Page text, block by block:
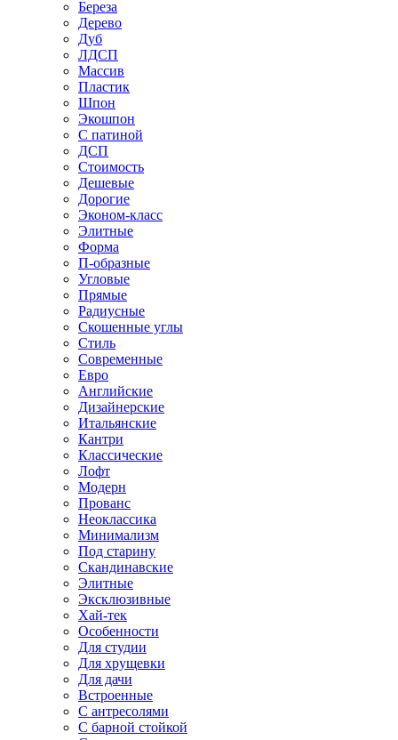
Береза
Дерево
Дуб
ЛДСП
Массив
Пластик
Шпон
Экошпон
С патиной
ДСП
Стоимость
Дешевые
Дорогие
Эконом-класс
Элитные
Форма
П-образные
Угловые
Прямые
Радиусные
Скошенные углы
Стиль
Современные
Евро
Английские
Дизайнерские
Итальянские
Кантри
Классические
Лофт
Модерн
Прованс
Неоклассика
Минимализм
Под старину
Скандинавские
Элитные
Эксклюзивные
Хай-тек
Особенности
Для студии
Для хрущевки
Для дачи
Встроенные
С антресолями
С барной стойкой